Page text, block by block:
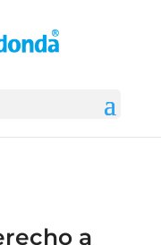
a